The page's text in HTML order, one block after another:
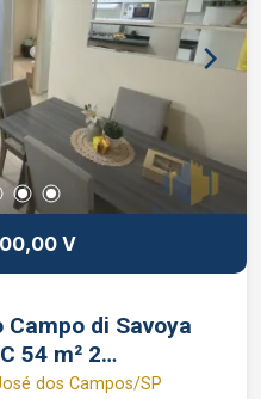
V
di Savoya
54 m² 2
dos Campos/SP